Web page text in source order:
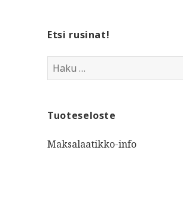
Etsi rusinat!
Haku:
Tuoteseloste
Maksalaatikko-info